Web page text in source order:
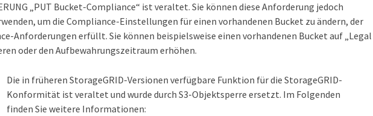
„PUT Bucket-Compliance“ ist veraltet. Sie können diese Anforderung jedoch
um die Compliance-Einstellungen für einen vorhandenen Bucket zu ändern, der
Anforderungen erfüllt. Sie können beispielsweise einen vorhandenen Bucket auf „Legal
oder den Aufbewahrungszeitraum erhöhen.
Die in früheren StorageGRID-Versionen verfügbare Funktion für die StorageGRID-
Konformität ist veraltet und wurde durch S3-Objektsperre ersetzt. Im Folgenden
finden Sie weitere Informationen: